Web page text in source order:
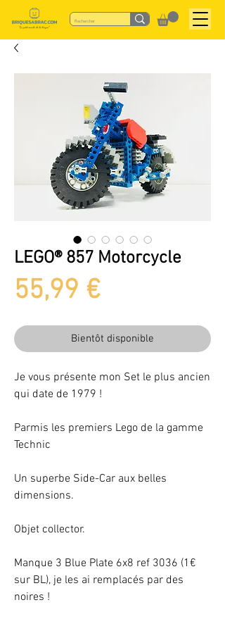
LEGO® 857 Motorcycle
55,99 €Prix
Bientôt disponible
Je vous présente mon Set le plus ancien
qui date de 1979 !
Parmis les premiers Lego de la gamme
Technic
Un superbe Side-Car aux belles
dimensions.
Objet collector.
Manque 3 Blue Plate 6x8 ref 3036 (1€
sur BL), je les ai remplacés par des
noires !